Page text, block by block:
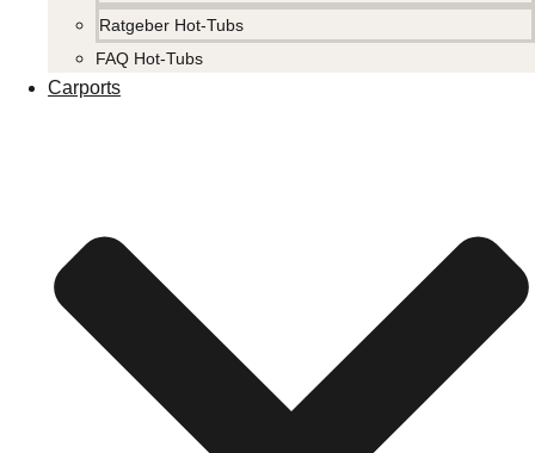
Ratgeber Hot-Tubs
FAQ Hot-Tubs
Carports